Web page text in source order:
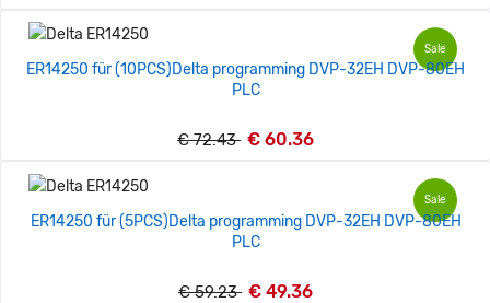
Sale
ER14250 für (10PCS)Delta programming DVP-32EH DVP-80EH
PLC
€ 72.43 € 60.36
Sale
ER14250 für (5PCS)Delta programming DVP-32EH DVP-80EH
PLC
€ 59.23 € 49.36